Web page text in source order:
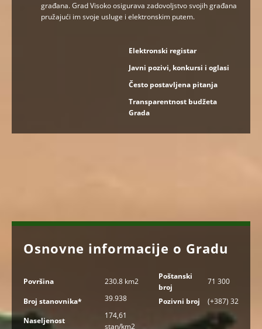
građana. Grad Visoko osigurava zadovoljstvo svojih građana
pružajući im svoje usluge i elektronskim putem.
Elektronski registar
Javni pozivi, konkursi i oglasi
Često postavljena pitanja
Transparentnost budžeta
Grada
Osnovne informacije o Gradu
Površina 230.8 km2
Poštanski
broj
71 300
Broj stanovnika*
39.938 Pozivni broj
(+387) 32
Naseljenost
174,61
stan/km2